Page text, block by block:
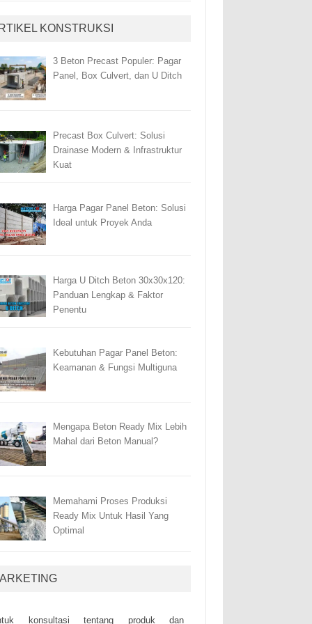
KONSTRUKSI
3 Beton Precast Populer: Pagar
Panel, Box Culvert, dan U Ditch
Precast Box Culvert: Solusi
Drainase Modern & Infrastruktur
Kuat
Harga Pagar Panel Beton: Solusi
Ideal untuk Proyek Anda
Harga U Ditch Beton 30x30x120:
Panduan Lengkap & Faktor
Penentu
Kebutuhan Pagar Panel Beton:
Keamanan & Fungsi Multiguna
Mengapa Beton Ready Mix Lebih
Mahal dari Beton Manual?
Memahami Proses Produksi
Ready Mix Untuk Hasil Yang
Optimal
kоnsultаsі tеntаng рrоduk dаn